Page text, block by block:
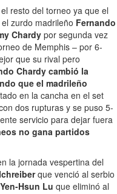
resto del torneo ya que el
zurdo madrileño Fernando
Chardypor segunda vez
de Memphis – por 6-
que su rival pero
Chardy cambió la
que el madrileño
en la cancha en el set
dos rupturas y se puso 5-
servicio para dejar fuera
no gana partidos
la jornada vespertina del
que venció al serbio
Yen-Hsun Lu que eliminó al